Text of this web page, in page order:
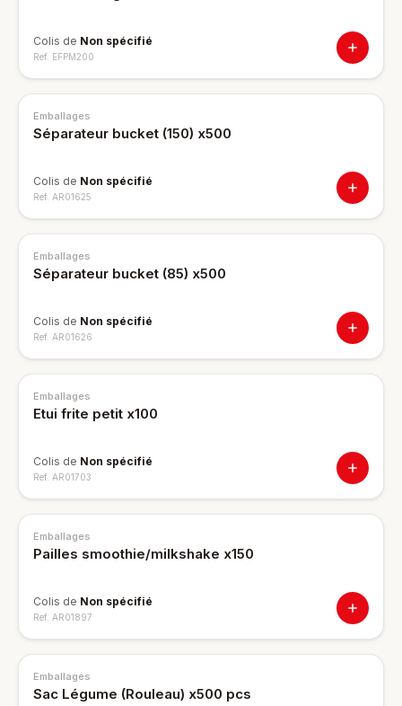
Colis de Non spécifié
Ref. EFPM200
Emballages
Séparateur bucket (150) x500
Colis de Non spécifié
Ref. AR01625
Emballages
Séparateur bucket (85) x500
Colis de Non spécifié
Ref. AR01626
Emballages
Etui frite petit x100
Colis de Non spécifié
Ref. AR01703
Emballages
Pailles smoothie/milkshake x150
Colis de Non spécifié
Ref. AR01897
Emballages
Sac Légume (Rouleau) x500 pcs